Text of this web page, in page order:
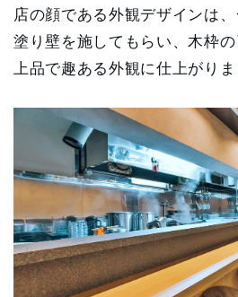
店の顔である外観デザインは
塗り壁を施してもらい、木枠の
上品で趣ある外観に仕上がりま